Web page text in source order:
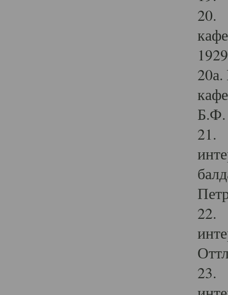
20.
Б.Ф.
21.
22.
23.